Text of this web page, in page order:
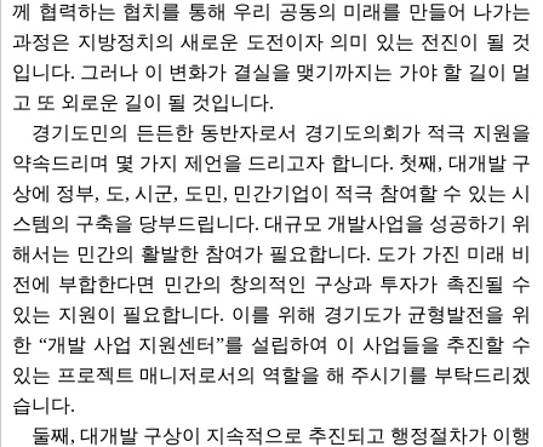
께 협력하는 협치를 통해 우리 공동의 미래를 만들어 나가는
과정은 지방정치의 새로운 도전이자 의미 있는 전진이 될 것
입니다. 그러나 이 변화가 결실을 맺기까지는 가야 할 길이 멀
고 또 외로운 길이 될 것입니다.
경기도민의 든든한 동반자로서 경기도의회가 적극 지원을
약속드리며 몇 가지 제언을 드리고자 합니다. 첫째, 대개발 구
상에 정부, 도, 시군, 도민, 민간기업이 적극 참여할 수 있는 시
스템의 구축을 당부드립니다. 대규모 개발사업을 성공하기 위
해서는 민간의 활발한 참여가 필요합니다. 도가 가진 미래 비
전에 부합한다면 민간의 창의적인 구상과 투자가 촉진될 수
있는 지원이 필요합니다. 이를 위해 경기도가 균형발전을 위
한 “개발 사업 지원센터”를 설립하여 이 사업들을 추진할 수
있는 프로젝트 매니저로서의 역할을 해 주시기를 부탁드리겠
습니다.
둘째, 대개발 구상이 지속적으로 추진되고 행정절차가 이행